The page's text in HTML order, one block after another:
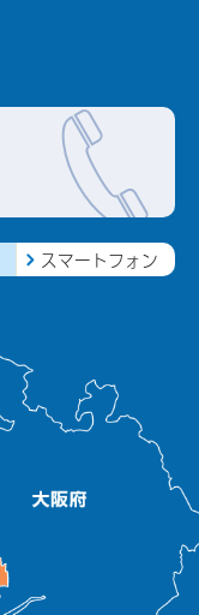
スマートフォン